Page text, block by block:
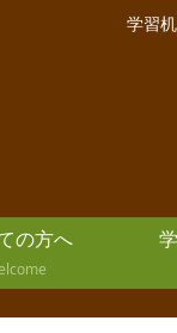
学習
の方へ